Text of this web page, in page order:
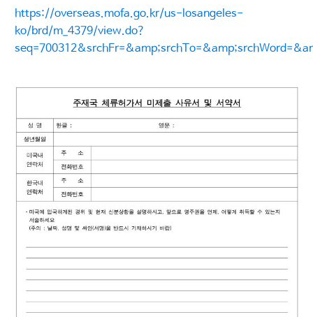
https://overseas.mofa.go.kr/us-losangeles-
ko/brd/m_4379/view.do?